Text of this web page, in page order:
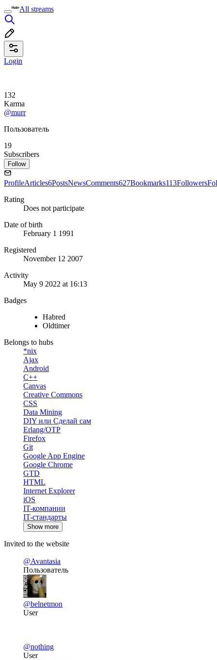
All streams
Login
132
Karma
@murr
Пользователь
19
Subscribers
Follow
ProfileArticles6PostsNewsComments627Bookmarks113Followers
Rating
Does not participate
Date of birth
February 1 1991
Registered
November 12 2007
Activity
May 9 2022 at 16:13
Badges
Habred
Oldtimer
Belongs to hubs
*nix
Ajax
Android
C++
Canvas
Creative Commons
CSS
Data Mining
DIY или Сделай сам
Erlang/OTP
Firefox
Git
Google App Engine
Google Chrome
GTD
HTML
Internet Explorer
iOS
IT-компании
IT-стандарты
Show more
Invited to the website
@Avantasia
Пользователь
@belnetmon
User
@nothing
User